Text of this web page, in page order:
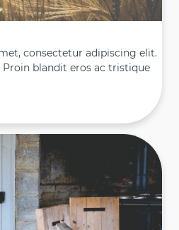
consectetur adipiscing elit.
blandit eros ac tristique